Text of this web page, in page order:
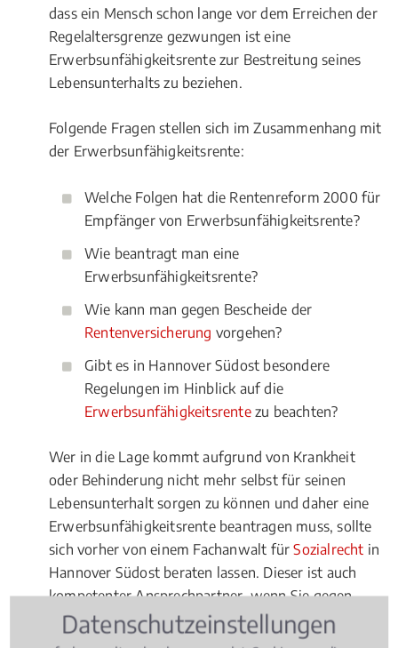
dass ein Mensch schon lange vor dem Erreichen der
Regelaltersgrenze gezwungen ist eine
Erwerbsunfähigkeitsrente zur Bestreitung seines
Lebensunterhalts zu beziehen.
Folgende Fragen stellen sich im Zusammenhang mit
der Erwerbsunfähigkeitsrente:
Welche Folgen hat die Rentenreform 2000 für
Empfänger von Erwerbsunfähigkeitsrente?
Wie beantragt man eine
Erwerbsunfähigkeitsrente?
Wie kann man gegen Bescheide der
Rentenversicherung vorgehen?
Gibt es in Hannover Südost besondere
Regelungen im Hinblick auf die
Erwerbsunfähigkeitsrentezu beachten?
Wer in die Lage kommt aufgrund von Krankheit
oder Behinderung nicht mehr selbst für seinen
Lebensunterhalt sorgen zu können und daher eine
Erwerbsunfähigkeitsrente beantragen muss, sollte
sich vorher von einem Fachanwalt fürSozialrecht in
Hannover Südost beraten lassen. Dieser ist auch
kompetenter Ansprechpartner, wenn Sie gegen
Bescheide der Rentenversicherung vorgehen
möchten.
Datenschutzeinstellungen